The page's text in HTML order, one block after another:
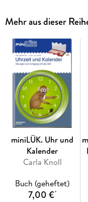
-
- Erweitern von Brüchen
- Addition und
gemischten Zahlen
- Multiplikation von
- Division von Brüchen
- Das Ganze - der
Mehr aus dieser
miniLÜK. Uhr und
Kalender
Carla Knoll
Buch (geheftet)
7,00 €*